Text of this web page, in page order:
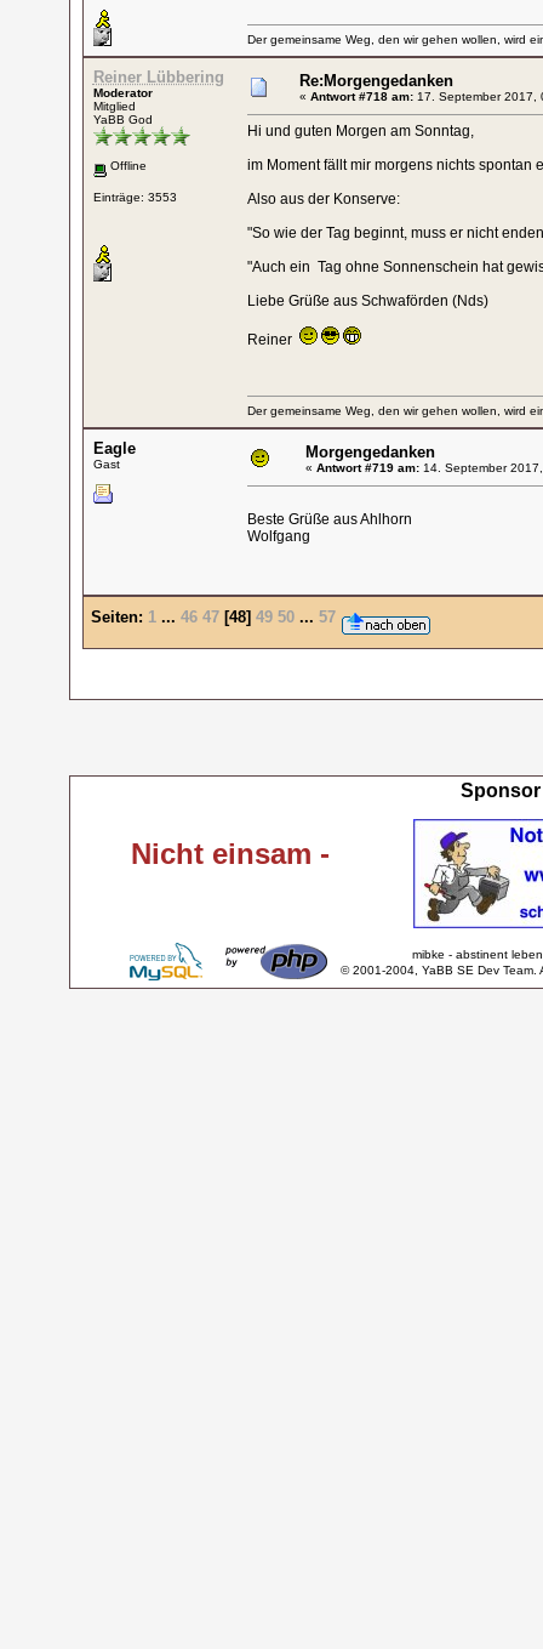
Der gemeinsame Weg, den wir gehen wollen, wird
Reiner Lübbering
Moderator
Mitglied
YaBB God
Offline
Einträge: 3553
Re:Morgengedanken
« Antwort #718 am:17. September 2017,
Hi und guten Morgen am Sonntag,
im Moment fällt mir morgens nichts spontan
Also aus der Konserve:
"So wie der Tag beginnt, muss er nicht
"Auch ein Tag ohne Sonnenschein hat
Liebe Grüße aus Schwaförden (Nds)
Reiner
Der gemeinsame Weg, den wir gehen wollen, wird
Eagle
Gast
Morgengedanken
« Antwort #719 am:14. September
Beste Grüße aus Ahlhorn
Wolfgang
Seiten: 1 ... 46 47[48] 49 50 ... 57
Nicht einsam -
Sponsor
mibke - abstinent
© 2001-2004, YaBB SE Dev Team.